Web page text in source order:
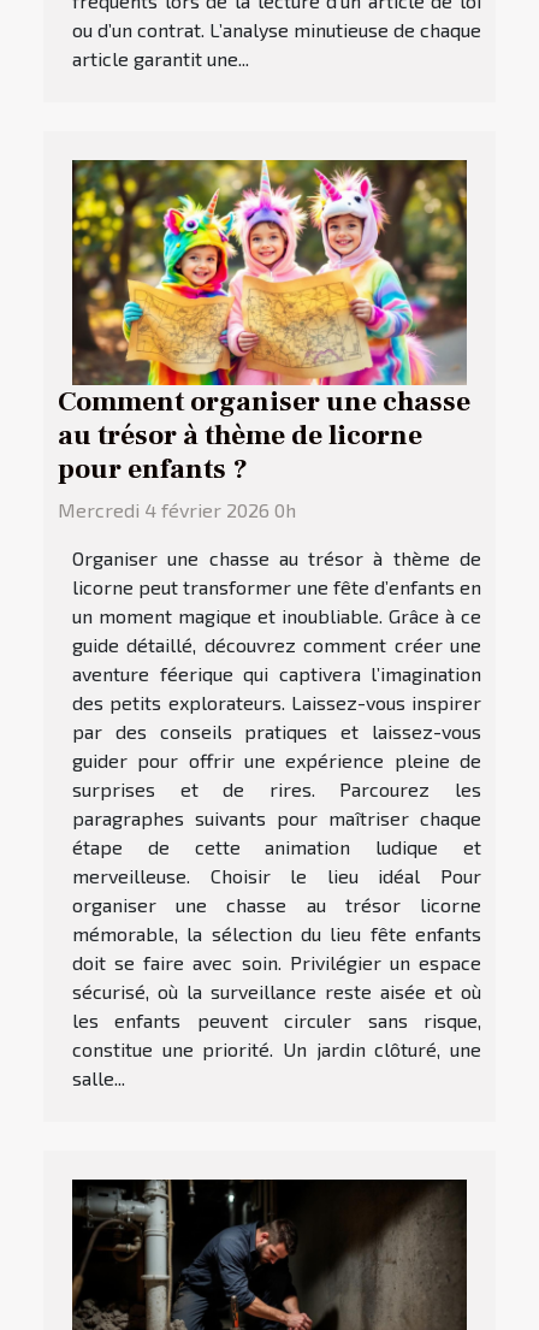
ou d’un contrat. L’analyse minutieuse de chaque
article garantit une...
Comment organiser une chasse
au trésor à thème de licorne
pour enfants ?
Mercredi 4 février 2026 0h
Organiser une chasse au trésor à thème de
licorne peut transformer une fête d’enfants en
un moment magique et inoubliable. Grâce à ce
guide détaillé, découvrez comment créer une
aventure féerique qui captivera l’imagination
des petits explorateurs. Laissez-vous inspirer
par des conseils pratiques et laissez-vous
guider pour offrir une expérience pleine de
surprises et de rires. Parcourez les
paragraphes suivants pour maîtriser chaque
étape de cette animation ludique et
merveilleuse. Choisir le lieu idéal Pour
organiser une chasse au trésor licorne
mémorable, la sélection du lieu fête enfants
doit se faire avec soin. Privilégier un espace
sécurisé, où la surveillance reste aisée et où
les enfants peuvent circuler sans risque,
constitue une priorité. Un jardin clôturé, une
salle...